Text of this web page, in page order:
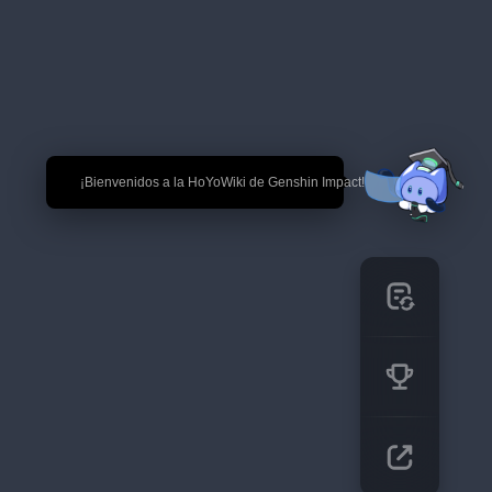
🎉 ¡Bienvenidos a la HoYoWiki de Genshin Impact!